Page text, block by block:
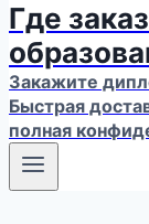
Где
Закажите
Быстрая
полная